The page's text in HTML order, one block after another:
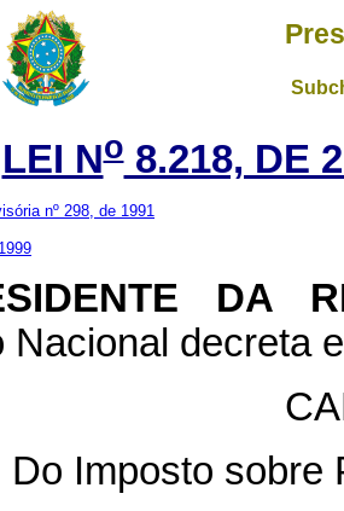
LEI No8.218, DE
nº 298, de 1991
DA
Nacional decreta
Do Imposto sobre